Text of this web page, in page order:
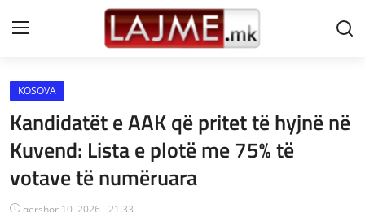
Shtëpi
LAJME MAQEDONI
SHQIPERI
KOSOVA
Kandidatët e AAK që pritet të hyjnë në
Kuvend: Lista e plotë me 75% të
votave të numëruara
qershor 10, 2026 - 21:33